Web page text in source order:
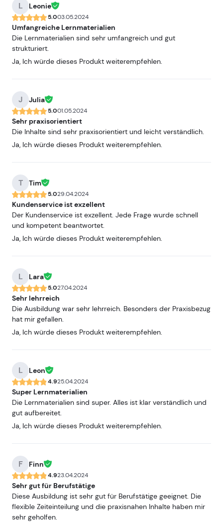
L Leonie
5.003.05.2024
Umfangreiche Lernmaterialien
Die Lernmaterialien sind sehr umfangreich und gut
strukturiert.
Ja, Ich würde dieses Produkt weiterempfehlen.
J Julia
5.001.05.2024
Sehr praxisorientiert
Die Inhalte sind sehr praxisorientiert und leicht verständlich.
Ja, Ich würde dieses Produkt weiterempfehlen.
T Tim
5.029.04.2024
Kundenservice ist exzellent
Der Kundenservice ist exzellent. Jede Frage wurde schnell
und kompetent beantwortet.
Ja, Ich würde dieses Produkt weiterempfehlen.
L Lara
5.027.04.2024
Sehr lehrreich
Die Ausbildung war sehr lehrreich. Besonders der Praxisbezug
hat mir gefallen.
Ja, Ich würde dieses Produkt weiterempfehlen.
L Leon
4.925.04.2024
Super Lernmaterialien
Die Lernmaterialien sind super. Alles ist klar verständlich und
gut aufbereitet.
Ja, Ich würde dieses Produkt weiterempfehlen.
F Finn
4.923.04.2024
Sehr gut für Berufstätige
Diese Ausbildung ist sehr gut für Berufstätige geeignet. Die
flexible Zeiteinteilung und die praxisnahen Inhalte haben mir
sehr geholfen.